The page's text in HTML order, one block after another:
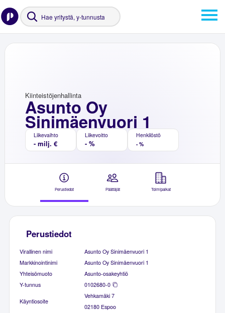
Asunto Oy
Sinimäenvuori 1
Kiinteistöjenhallinta
Liikevaihto
- milj. €
Liikevoitto
- %
Henkilöstö
- %
Perustiedot Päättäjät Toimipaikat
Perustiedot
Virallinen nimi
Asunto Oy Sinimäenvuori 1
Markkinointinimi
Asunto Oy Sinimäenvuori 1
Yhteisömuoto
Asunto-osakeyhtiö
Y-tunnus
0102680-0
Käyntiosoite
Vehkamäki 7
02180 Espoo